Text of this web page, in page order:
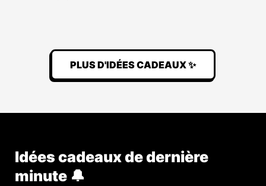
PLUS D'IDÉES CADEAUX ✨
Idées cadeaux de dernière
minute 🔔